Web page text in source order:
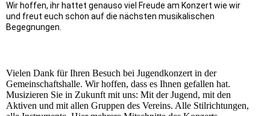
Wir hoffen, ihr hattet genauso viel Freude am Konzert wie wir
und freut euch schon auf die nächsten musikalischen
Begegnungen.
Vielen Dank für Ihren Besuch bei Jugendkonzert in der
Gemeinschaftshalle. Wir hoffen, dass es Ihnen gefallen hat.
Musizieren Sie in Zukunft mit uns: Mit der Jugend, mit den
Aktiven und mit allen Gruppen des Vereins. Alle Stilrichtungen,